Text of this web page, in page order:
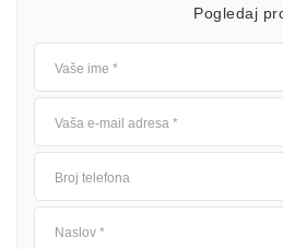
Pogledaj